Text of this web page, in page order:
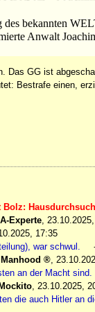
bekannten
Anwalt
Das GG ist
Bestrafe einen,
Experte,
17:35
war schwul.
Manhood ,
an der Macht sind.
Mockito, 23.10.2025,
die auch Hitler an